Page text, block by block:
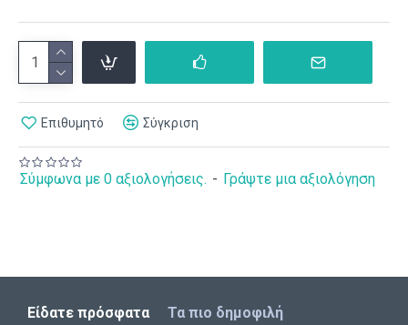
Σύμφωνα με 0 αξιολογήσεις. - Γράψτε μια αξιολόγηση
Επιθυμητό Σύγκριση
Είδατε πρόσφατα Τα πιο δημοφιλή